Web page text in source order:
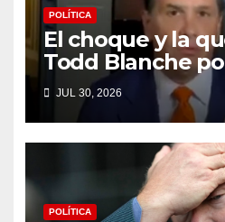
POLÍTICA
El choque y la
Todd Blanche
máxima
Trump
JUL 30, 2026
POLÍTICA